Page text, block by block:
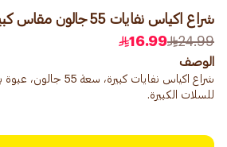
شراع اكياس نفايات 55 جالون مقاس كبير 25كيس
24.99
16.99
الوصف
للسلات الكبيرة.